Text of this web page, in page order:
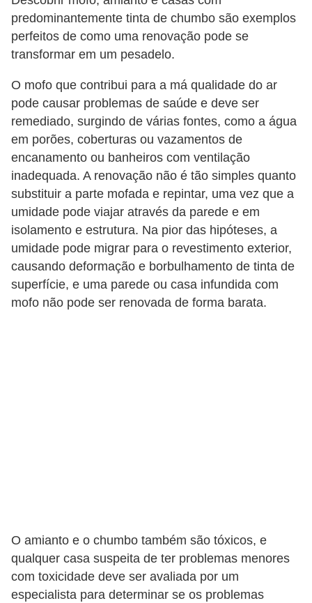
predominantemente tinta de chumbo são exemplos
perfeitos de como uma renovação pode se
transformar em um pesadelo.
O mofo que contribui para a má qualidade do ar
pode causar problemas de saúde e deve ser
remediado, surgindo de várias fontes, como a água
em porões, coberturas ou vazamentos de
encanamento ou banheiros com ventilação
inadequada. A renovação não é tão simples quanto
substituir a parte mofada e repintar, uma vez que a
umidade pode viajar através da parede e em
isolamento e estrutura. Na pior das hipóteses, a
umidade pode migrar para o revestimento exterior,
causando deformação e borbulhamento de tinta de
superfície, e uma parede ou casa infundida com
mofo não pode ser renovada de forma barata.
O amianto e o chumbo também são tóxicos, e
qualquer casa suspeita de ter problemas menores
com toxicidade deve ser avaliada por um
especialista para determinar se os problemas
n
d
o
m
í
n
o